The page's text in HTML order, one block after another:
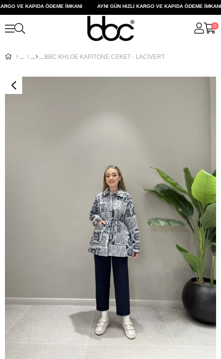
VE KAPIDA ÖDEME İMKANI AYNI GÜN HIZLI KARGO VE KAPIDA ÖDEME İMKANI
0
BBC KHLOE KAPİTONE CEKET - LACİVERT